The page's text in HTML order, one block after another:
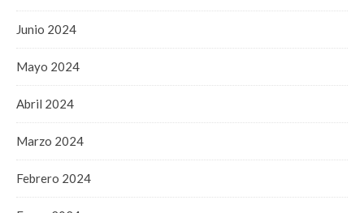
Junio 2024
Mayo 2024
Abril 2024
Marzo 2024
Febrero 2024